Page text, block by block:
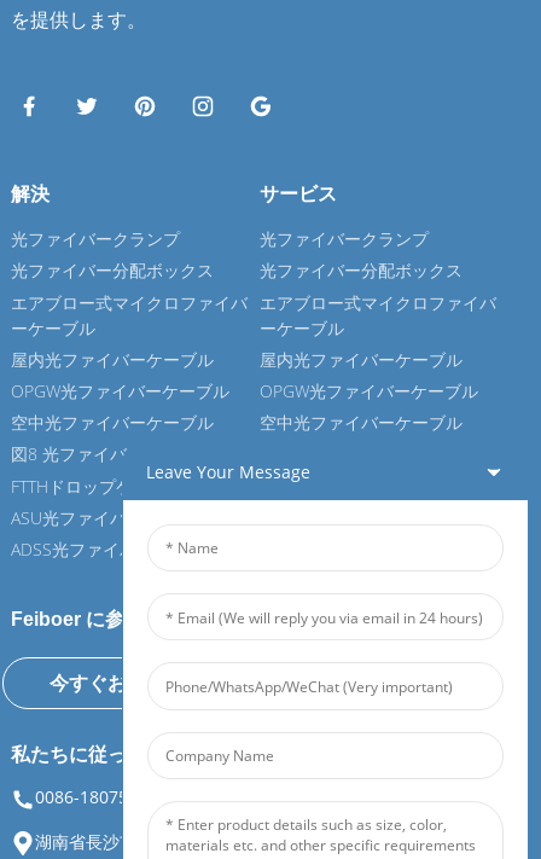
を提供します。
解決
光ファイバークランプ
光ファイバー分配ボックス
エアブロー式マイクロファイバ
ーケーブル
屋内光ファイバーケーブル
OPGW光ファイバーケーブル
空中光ファイバーケーブル
図8 光ファイバーケーブル
FTTHドロップケーブル
ASU光ファイバーケーブル
ADSS光ファイバーケーブル
サービス
光ファイバークランプ
光ファイバー分配ボックス
エアブロー式マイクロファイバ
ーケーブル
屋内光ファイバーケーブル
OPGW光ファイバーケーブル
空中光ファイバーケーブル
FTTHドロップケーブル
Feiboer に参加しましょう
今すぐお問い合わせください
私たちに従ってください
0086-18075108880
info@feiboer.com.cn
湖南省長沙市岳麓区天定街蓮湖三路30号中建宝宝大厦1号館
Leave Your Message